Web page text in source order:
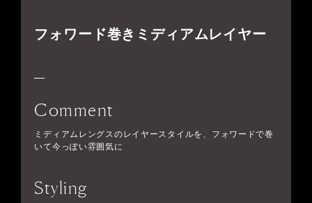
フォワード巻きミディアムレイヤー
Comment
ミディアムレングスのレイヤースタイルを、フォワードで巻
いて今っぽい雰囲気に
Styling